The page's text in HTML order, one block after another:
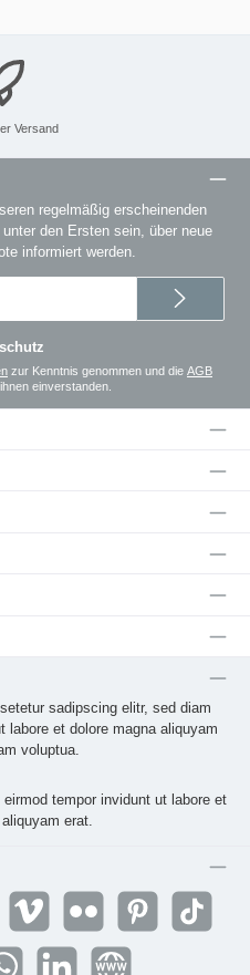
Versand
regelmäßig erscheinenden
den Ersten sein, über neue
informiert werden.
zur Kenntnis genommen und die AGB
einverstanden.
sadipscing elitr, sed diam
labore et dolore magna aliquyam
voluptua.
tempor invidunt ut labore et
erat.
Vimeo Flickr Pinterest TikTok